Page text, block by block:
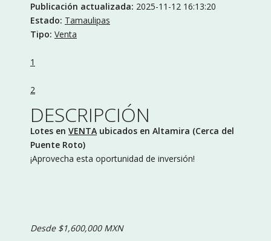
Publicación actualizada: 2025-11-12 16:13:20
Estado: Tamaulipas
Tipo: Venta
1
2
DESCRIPCIÓN
Lotes en VENTA ubicados en Altamira (Cerca del
Puente Roto)
¡Aprovecha esta oportunidad de inversión!
Desde $1,600,000 MXN